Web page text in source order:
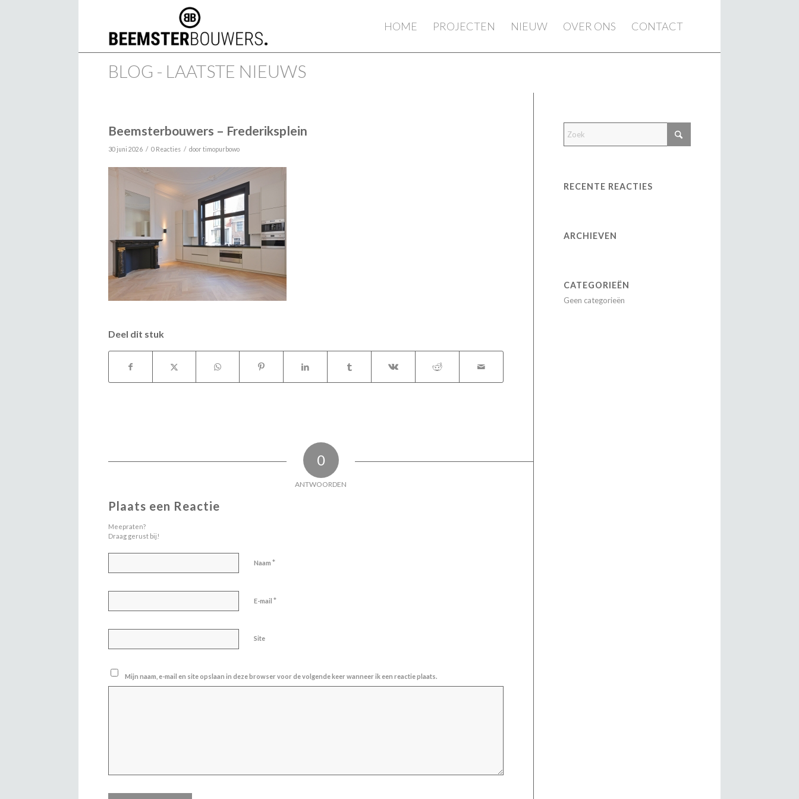
HOME PROJECTEN NIEUW OVER ONS CONTACT
BLOG - LAATSTE NIEUWS
Beemsterbouwers – Frederiksplein
30 juni 2026 / 0 Reacties / door timopurbowo
Deel dit stuk
0
ANTWOORDEN
Plaats een Reactie
Meepraten?
Draag gerust bij!
Naam *
E-mail *
Site
Mijn naam, e-mail en site opslaan in deze browser voor de volgende keer wanneer ik een reactie plaats.
RECENTE REACTIES
ARCHIEVEN
CATEGORIEËN
Geen categorieën